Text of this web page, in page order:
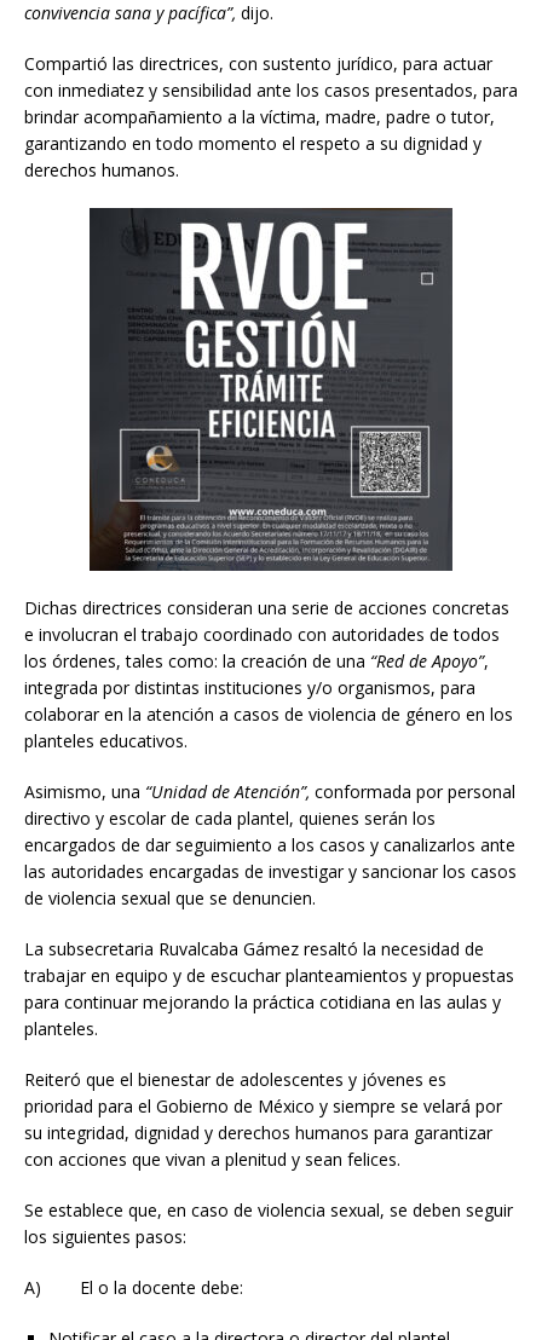
convivencia sana y pacífica”, dijo.
Compartió las directrices, con sustento jurídico, para actuar
con inmediatez y sensibilidad ante los casos presentados, para
brindar acompañamiento a la víctima, madre, padre o tutor,
garantizando en todo momento el respeto a su dignidad y
derechos humanos.
Dichas directrices consideran una serie de acciones concretas
e involucran el trabajo coordinado con autoridades de todos
los órdenes, tales como: la creación de una “Red de Apoyo”,
integrada por distintas instituciones y/o organismos, para
colaborar en la atención a casos de violencia de género en los
planteles educativos.
Asimismo, una “Unidad de Atención”, conformada por personal
directivo y escolar de cada plantel, quienes serán los
encargados de dar seguimiento a los casos y canalizarlos ante
las autoridades encargadas de investigar y sancionar los casos
de violencia sexual que se denuncien.
La subsecretaria Ruvalcaba Gámez resaltó la necesidad de
trabajar en equipo y de escuchar planteamientos y propuestas
para continuar mejorando la práctica cotidiana en las aulas y
planteles.
Reiteró que el bienestar de adolescentes y jóvenes es
prioridad para el Gobierno de México y siempre se velará por
su integridad, dignidad y derechos humanos para garantizar
con acciones que vivan a plenitud y sean felices.
Se establece que, en caso de violencia sexual, se deben seguir
los siguientes pasos:
A) El o la docente debe: